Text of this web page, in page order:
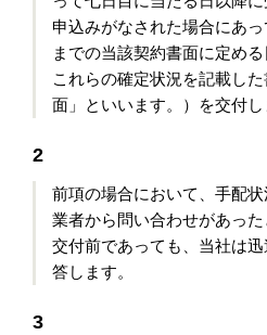
申込みがなされた場合にあっ
までの当該契約書面に定める
これらの確定状況を記載し
面」といいます。）を交付し
2
前項の場合において、手配
業者から問い合わせがあっ
交付前であっても、当社は
答します。
3